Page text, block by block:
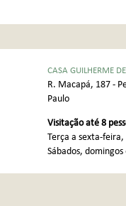
CASA GUILHERME
R. Macapá, 187 -
Paulo
Visitação até 8
Terça a sexta-feira,
Sábados,